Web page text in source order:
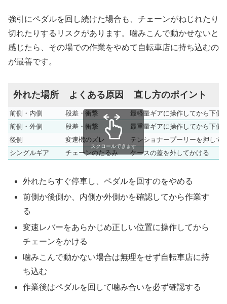
強引にペダルを回し続けた場合も、チェーンがねじれたり
切れたりするリスクがあります。噛みこんで動かせないと
感じたら、その場での作業をやめて自転車店に持ち込むの
が最善です。
外れた場所 よくある原因 直し方のポイント
前側・内側 段差・衝撃
最軽量ギアに操作してから下側
前側・外側
段差・衝撃
最重量ギアに操作してから下側
後側
変速機のズレ
テンショナープーリーを押して
シングルギア
チェーンのたるみ ケースの蓋を外してかける
スクロールできます
外れたらすぐ停車し、ペダルを回すのをやめる
前側か後側か、内側か外側かを確認してから作業す
る
変速レバーをあらかじめ正しい位置に操作してから
チェーンをかける
噛みこんで動かない場合は無理をせず自転車店に持
ち込む
作業後はペダルを回して噛み合いを必ず確認する